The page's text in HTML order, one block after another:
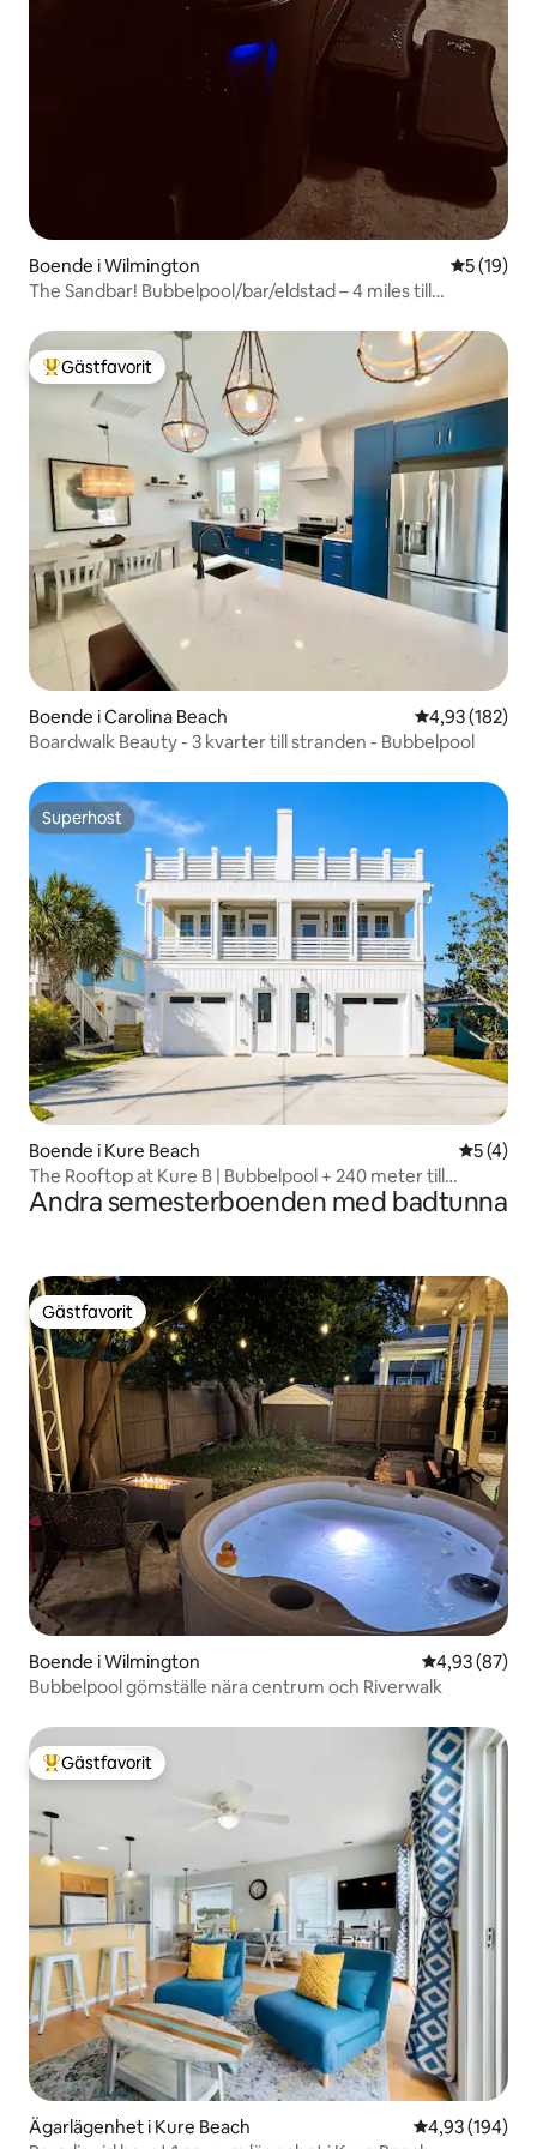
Boende i Wilmington 5 av 5 i
5 (19)
The Sandbar! Bubbelpool/bar/eldstad – 4 miles till
Populär gästfavorit
Gästfavorit
Boende i Carolina Beach 4,93 av 5 i
4,93 (182)
Boardwalk Beauty - 3 kvarter till stranden - Bubbelpool
Superhost
Superhost
Boende i Kure Beach 5 av 5 i
5 (4)
The Rooftop at Kure B | Bubbelpool + 240 meter till
stranden
Andra semesterboenden med badtunna
Gästfavorit
Gästfavorit
Boende i Wilmington 4,93 av 5 i
4,93 (87)
Bubbelpool gömställe nära centrum och Riverwalk
Populär gästfavorit
Gästfavorit
Ägarlägenhet i Kure Beach 4,93 av 5 i
4,93 (194)